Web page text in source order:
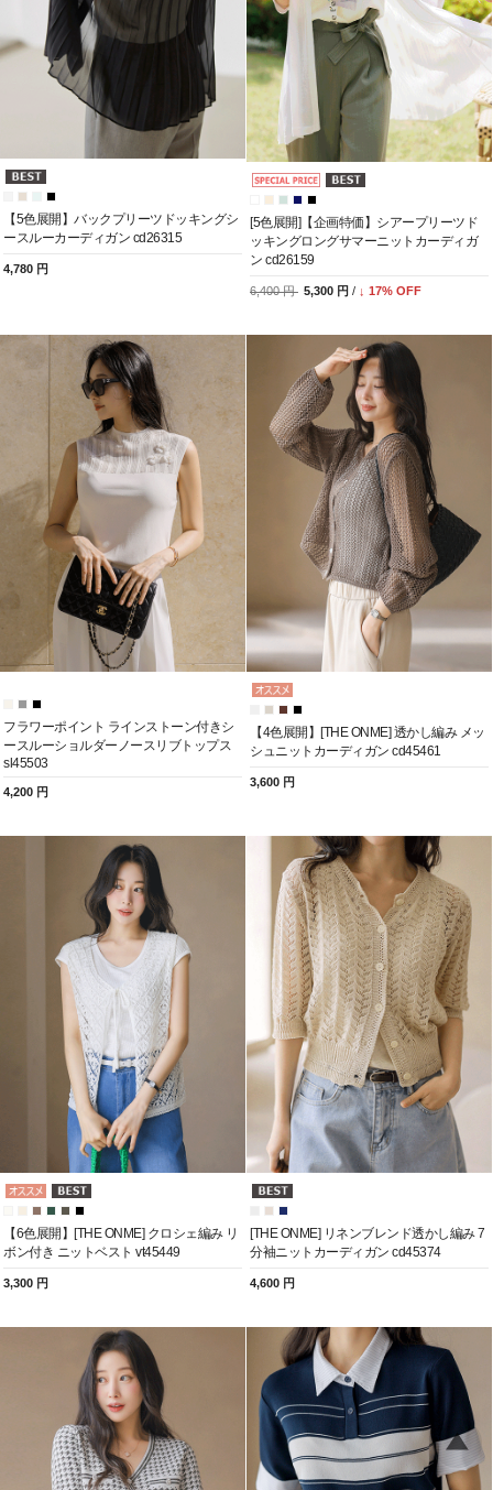
【5色展開】バックプリーツドッキングシ
ースルーカーディガン cd26315
4,780 円
[5色展開]【企画特価】シアープリーツド
ッキングロングサマーニットカーディガ
ン cd26159
6,400 円 5,300 円 / ↓ 17% OFF
フラワーポイント ラインストーン付きシ
ースルーショルダーノースリブトップス
sl45503
4,200 円
【4色展開】[THE ONME] 透かし編み メッ
シュニットカーディガン cd45461
3,600 円
【6色展開】[THE ONME] クロシェ編み リ
ボン付き ニットベスト vt45449
3,300 円
[THE ONME] リネンブレンド透かし編み 7
分袖ニットカーディガン cd45374
4,600 円